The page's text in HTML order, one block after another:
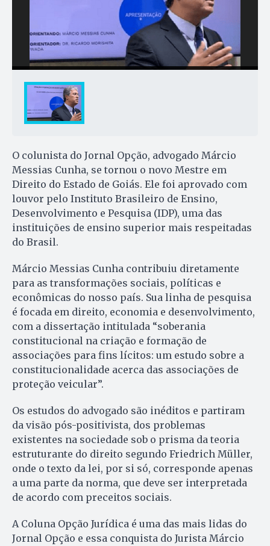
O colunista do Jornal Opção, advogado Márcio
Messias Cunha, se tornou o novo Mestre em
Direito do Estado de Goiás. Ele foi aprovado com
louvor pelo Instituto Brasileiro de Ensino,
Desenvolvimento e Pesquisa (IDP), uma das
instituições de ensino superior mais respeitadas
do Brasil.
Márcio Messias Cunha contribuiu diretamente
para as transformações sociais, políticas e
econômicas do nosso país. Sua linha de pesquisa
é focada em direito, economia e desenvolvimento,
com a dissertação intitulada “soberania
constitucional na criação e formação de
associações para fins lícitos: um estudo sobre a
constitucionalidade acerca das associações de
proteção veicular”.
Os estudos do advogado são inéditos e partiram
da visão pós-positivista, dos problemas
existentes na sociedade sob o prisma da teoria
estruturante do direito segundo Friedrich Müller,
onde o texto da lei, por si só, corresponde apenas
a uma parte da norma, que deve ser interpretada
de acordo com preceitos sociais.
A Coluna Opção Jurídica é uma das mais lidas do
Jornal Opção e essa conquista do Jurista Márcio